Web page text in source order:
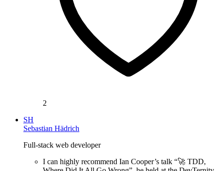
2
SH
Sebastian Hädrich
Full-stack web developer
I can highly recommend Ian Cooper’s talk “🚀 TDD,